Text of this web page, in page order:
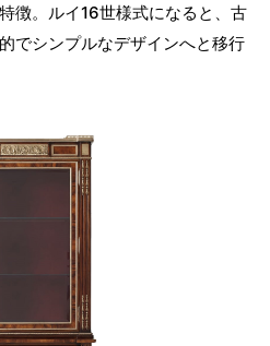
徴。ルイ16世様式になると、古
でシンプルなデザインへと移行